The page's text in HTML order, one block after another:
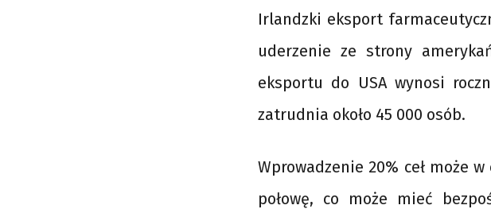
Irlandzki eksport
uderzenie ze strony
eksportu do USA wynosi
zatrudnia około 45 000 osób.
Wprowadzenie 20% ceł może
połowę, co może mieć